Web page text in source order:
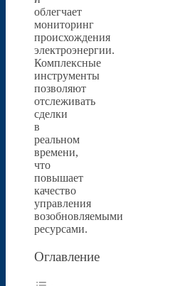
облегчает
мониторинг
происхождения
электроэнергии.
Комплексные
инструменты
позволяют
отслеживать
сделки
в
реальном
времени,
что
повышает
качество
управления
возобновляемыми
ресурсами.
Оглавление